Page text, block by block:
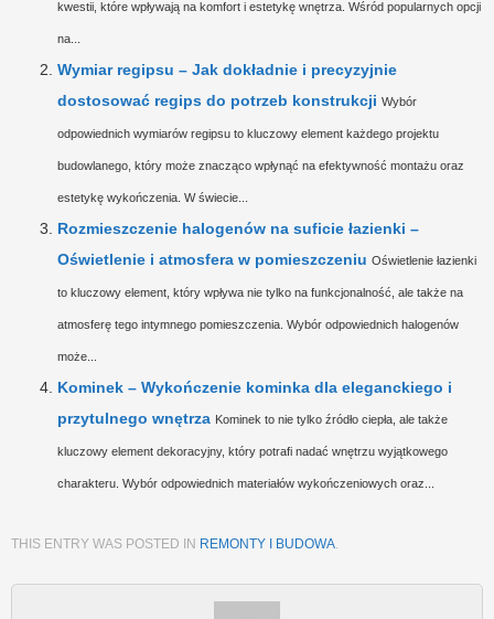
kwestii, które wpływają na komfort i estetykę wnętrza. Wśród popularnych opcji
na...
Wymiar regipsu – Jak dokładnie i precyzyjnie
dostosować regips do potrzeb konstrukcji Wybór
odpowiednich wymiarów regipsu to kluczowy element każdego projektu
budowlanego, który może znacząco wpłynąć na efektywność montażu oraz
estetykę wykończenia. W świecie...
Rozmieszczenie halogenów na suficie łazienki –
Oświetlenie i atmosfera w pomieszczeniu Oświetlenie łazienki
to kluczowy element, który wpływa nie tylko na funkcjonalność, ale także na
atmosferę tego intymnego pomieszczenia. Wybór odpowiednich halogenów
może...
Kominek – Wykończenie kominka dla eleganckiego i
przytulnego wnętrza Kominek to nie tylko źródło ciepła, ale także
kluczowy element dekoracyjny, który potrafi nadać wnętrzu wyjątkowego
charakteru. Wybór odpowiednich materiałów wykończeniowych oraz...
THIS ENTRY WAS POSTED IN REMONTY I BUDOWA.